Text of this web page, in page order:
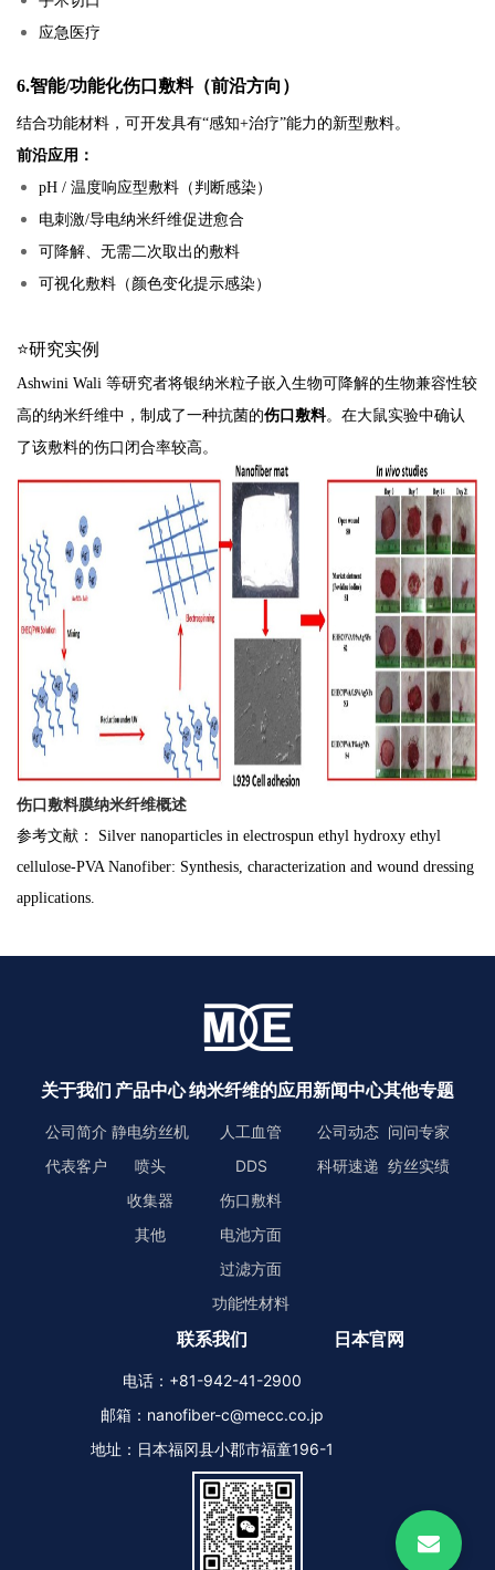
应急医疗
6.智能/功能化伤口敷料（前沿方向）
结合功能材料，可开发具有“感知+治疗”能力的新型敷料。
前沿应用：
pH / 温度响应型敷料（判断感染）
电刺激/导电纳米纤维促进愈合
可降解、无需二次取出的敷料
可视化敷料（颜色变化提示感染）
⭐研究实例
Ashwini Wali 等研究者将银纳米粒子嵌入生物可降解的生物兼容性较
高的纳米纤维中，制成了一种抗菌的伤口敷料。在大鼠实验中确认
了该敷料的伤口闭合率较高。
伤口敷料膜纳米纤维概述
参考文献： Silver nanoparticles in electrospun ethyl hydroxy ethyl
cellulose-PVA Nanofiber: Synthesis, characterization and wound dressing
applications.
关于我们
公司简介
代表客户
产品中心
静电纺丝机
喷头
收集器
其他
纳米纤维的应用
人工血管
DDS
伤口敷料
电池方面
过滤方面
功能性材料
新闻中心
公司动态
科研速递
其他专题
问问专家
纺丝实绩
联系我们
电话：+81-942-41-2900
邮箱：nanofiber-c@mecc.co.jp
地址：日本福冈县小郡市福童196-1
日本官网